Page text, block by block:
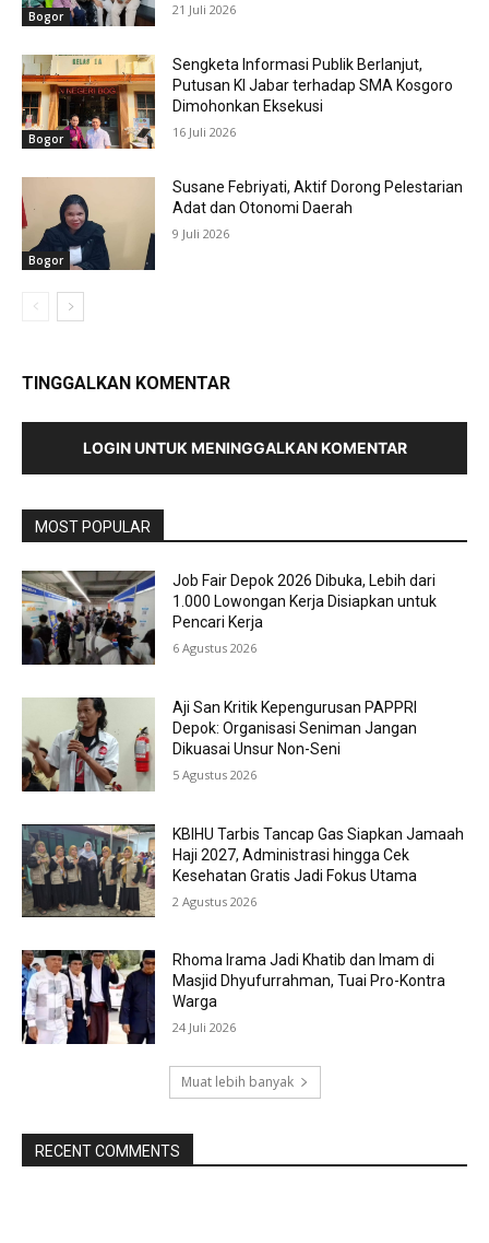
Bogor 21 Juli 2026
Bogor
Sengketa Informasi Publik Berlanjut,
Putusan KI Jabar terhadap SMA Kosgoro
Dimohonkan Eksekusi
16 Juli 2026
Bogor
Susane Febriyati, Aktif Dorong Pelestarian
Adat dan Otonomi Daerah
9 Juli 2026
TINGGALKAN KOMENTAR
LOGIN UNTUK MENINGGALKAN KOMENTAR
MOST POPULAR
Job Fair Depok 2026 Dibuka, Lebih dari
1.000 Lowongan Kerja Disiapkan untuk
Pencari Kerja
6 Agustus 2026
Aji San Kritik Kepengurusan PAPPRI
Depok: Organisasi Seniman Jangan
Dikuasai Unsur Non-Seni
5 Agustus 2026
KBIHU Tarbis Tancap Gas Siapkan Jamaah
Haji 2027, Administrasi hingga Cek
Kesehatan Gratis Jadi Fokus Utama
2 Agustus 2026
Rhoma Irama Jadi Khatib dan Imam di
Masjid Dhyufurrahman, Tuai Pro-Kontra
Warga
24 Juli 2026
Muat lebih banyak
RECENT COMMENTS